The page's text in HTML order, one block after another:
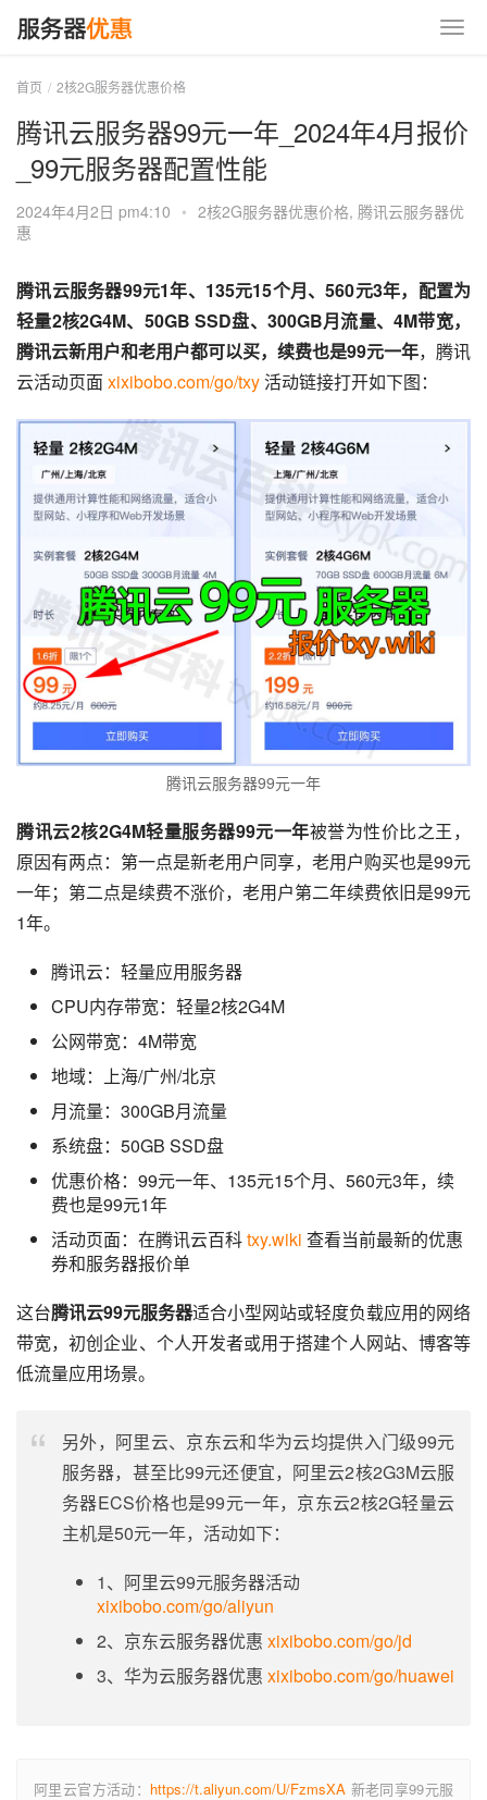
首页 2核2G服务器优惠价格
腾讯云服务器99元一年_2024年4月报价
_99元服务器配置性能
2024年4月2日 pm4:10 • 2核2G服务器优惠价格, 腾讯云服务器优
惠
腾讯云服务器99元1年、135元15个月、560元3年，配置为
轻量2核2G4M、50GB SSD盘、300GB月流量、4M带宽，
腾讯云新用户和老用户都可以买，续费也是99元一年，腾讯
云活动页面 xixibobo.com/go/txy 活动链接打开如下图：
腾讯云服务器99元一年
腾讯云2核2G4M轻量服务器99元一年被誉为性价比之王，
原因有两点：第一点是新老用户同享，老用户购买也是99元
一年；第二点是续费不涨价，老用户第二年续费依旧是99元
1年。
腾讯云：轻量应用服务器
CPU内存带宽：轻量2核2G4M
公网带宽：4M带宽
地域：上海/广州/北京
月流量：300GB月流量
系统盘：50GB SSD盘
优惠价格：99元一年、135元15个月、560元3年，续
费也是99元1年
活动页面：在腾讯云百科txy.wiki 查看当前最新的优惠
券和服务器报价单
这台腾讯云99元服务器适合小型网站或轻度负载应用的网络
带宽，初创企业、个人开发者或用于搭建个人网站、博客等
低流量应用场景。
另外，阿里云、京东云和华为云均提供入门级99元
服务器，甚至比99元还便宜，阿里云2核2G3M云服
务器ECS价格也是99元一年，京东云2核2G轻量云
主机是50元一年，活动如下：
1、阿里云99元服务器活动
xixibobo.com/go/aliyun
2、京东云服务器优惠 xixibobo.com/go/jd
3、华为云服务器优惠 xixibobo.com/go/huawei
阿里云官方活动： https://t.aliyun.com/U/FzmsXA 新老同享99元服